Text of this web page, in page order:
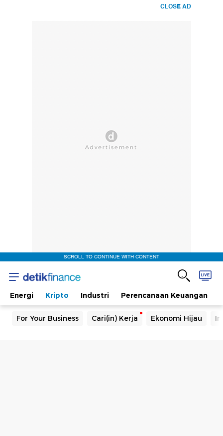
CLOSE AD
SCROLL TO CONTINUE WITH CONTENT
Energi Kripto Industri Perencanaan Keuangan
For Your Business Cari(in) Kerja Ekonomi Hijau